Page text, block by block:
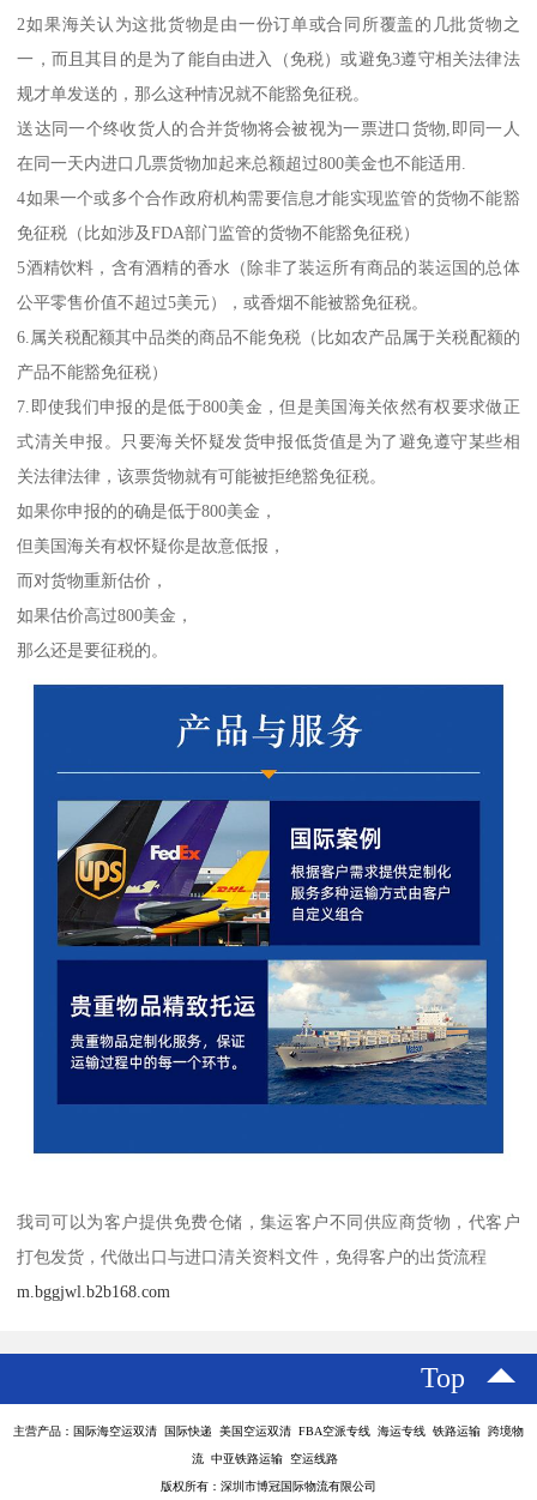
2如果海关认为这批货物是由一份订单或合同所覆盖的几批货物之
一，而且其目的是为了能自由进入（免税）或避免3遵守相关法律法
规才单发送的，那么这种情况就不能豁免征税。
送达同一个终收货人的合并货物将会被视为一票进口货物,即同一人
在同一天内进口几票货物加起来总额超过800美金也不能适用.
4如果一个或多个合作政府机构需要信息才能实现监管的货物不能豁
免征税（比如涉及FDA部门监管的货物不能豁免征税）
5酒精饮料，含有酒精的香水（除非了装运所有商品的装运国的总体
公平零售价值不超过5美元），或香烟不能被豁免征税。
6.属关税配额其中品类的商品不能免税（比如农产品属于关税配额的
产品不能豁免征税）
7.即使我们申报的是低于800美金，但是美国海关依然有权要求做正
式清关申报。只要海关怀疑发货申报低货值是为了避免遵守某些相
关法律法律，该票货物就有可能被拒绝豁免征税。
如果你申报的的确是低于800美金，
但美国海关有权怀疑你是故意低报，
而对货物重新估价，
如果估价高过800美金，
那么还是要征税的。
我司可以为客户提供免费仓储，集运客户不同供应商货物，代客户
打包发货，代做出口与进口清关资料文件，免得客户的出货流程
m.bggjwl.b2b168.com
Top
主营产品：国际海空运双清 国际快递 美国空运双清 FBA空派专线 海运专线 铁路运输 跨境物
流 中亚铁路运输 空运线路
版权所有：深圳市博冠国际物流有限公司